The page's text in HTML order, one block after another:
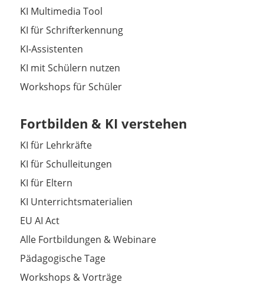
KI Multimedia Tool
KI für Schrifterkennung
KI-Assistenten
KI mit Schülern nutzen
Workshops für Schüler
Fortbilden & KI verstehen
KI für Lehrkräfte
KI für Schulleitungen
KI für Eltern
KI Unterrichtsmaterialien
EU AI Act
Alle Fortbildungen & Webinare
Pädagogische Tage
Workshops & Vorträge